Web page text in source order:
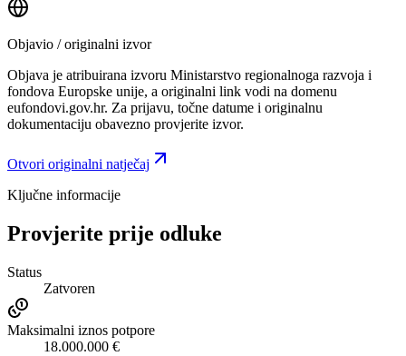
Objavio / originalni izvor
Objava je atribuirana izvoru Ministarstvo regionalnoga razvoja i
fondova Europske unije, a originalni link vodi na domenu
eufondovi.gov.hr. Za prijavu, točne datume i originalnu
dokumentaciju obavezno provjerite izvor.
Otvori originalni natječaj
Ključne informacije
Provjerite prije odluke
Status
Zatvoren
Maksimalni iznos potpore
18.000.000 €